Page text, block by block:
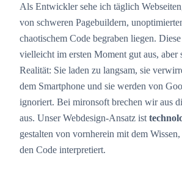
Als Entwickler sehe ich täglich
von schweren Pagebuildern,
chaotischem Code begraben liegen. Diese
vielleicht im ersten Moment gut aus, aber
Realität: Sie laden zu langsam, sie
dem Smartphone und sie werden von
ignoriert. Bei mironsoft brechen wir aus
aus. Unser Webdesign-Ansatz ist
gestalten von vornherein mit dem
den Code interpretiert.